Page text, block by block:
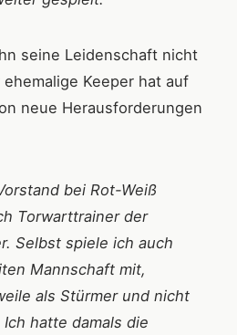
seine Leidenschaft nicht
Keeper hat auf
neue Herausforderungen
bei Rot-Weiß
Torwarttrainer der
Selbst spiele ich auch
Mannschaft mit,
als Stürmer und nicht
hatte damals die